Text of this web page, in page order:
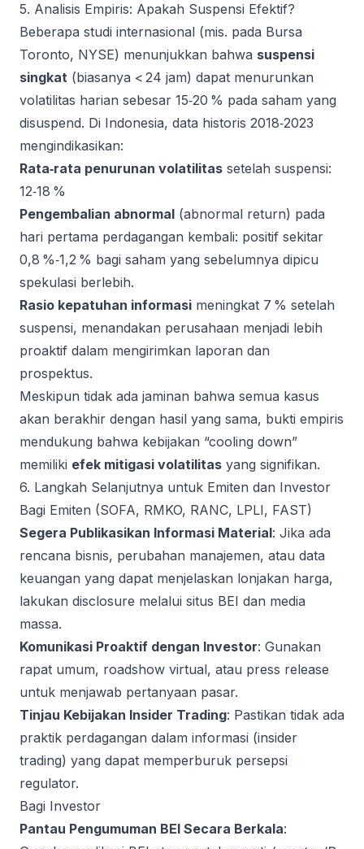
5. Analisis Empiris: Apakah Suspensi Efektif?
Beberapa studi internasional (mis. pada Bursa
Toronto, NYSE) menunjukkan bahwa suspensi
singkat (biasanya < 24 jam) dapat menurunkan
volatilitas harian sebesar 15‑20 % pada saham yang
disuspend. Di Indonesia, data historis 2018‑2023
mengindikasikan:
Rata‑rata penurunan volatilitas setelah suspensi:
12‑18 %
Pengembalian abnormal (abnormal return) pada
hari pertama perdagangan kembali: positif sekitar
0,8 %‑1,2 % bagi saham yang sebelumnya dipicu
spekulasi berlebih.
Rasio kepatuhan informasi meningkat 7 % setelah
suspensi, menandakan perusahaan menjadi lebih
proaktif dalam mengirimkan laporan dan
prospektus.
Meskipun tidak ada jaminan bahwa semua kasus
akan berakhir dengan hasil yang sama, bukti empiris
mendukung bahwa kebijakan “cooling down”
memiliki efek mitigasi volatilitas yang signifikan.
6. Langkah Selanjutnya untuk Emiten dan Investor
Bagi Emiten (SOFA, RMKO, RANC, LPLI, FAST)
Segera Publikasikan Informasi Material: Jika ada
rencana bisnis, perubahan manajemen, atau data
keuangan yang dapat menjelaskan lonjakan harga,
lakukan disclosure melalui situs BEI dan media
massa.
Komunikasi Proaktif dengan Investor: Gunakan
rapat umum, roadshow virtual, atau press release
untuk menjawab pertanyaan pasar.
Tinjau Kebijakan Insider Trading: Pastikan tidak ada
praktik perdagangan dalam informasi (insider
trading) yang dapat memperburuk persepsi
regulator.
Bagi Investor
Pantau Pengumuman BEI Secara Berkala: